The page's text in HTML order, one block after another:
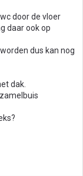
door de vloer
daar ook op
dus kan nog
dak.